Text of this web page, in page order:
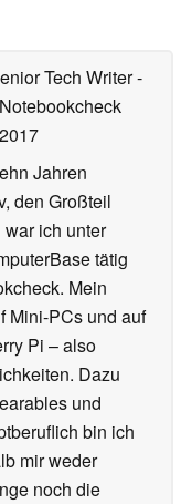
Tech Writer-
Jahren
den Großteil
ich unter
tätig
Mein
Mini-PCs und auf
Pi – also
Dazu
und
bin ich
mir weder
noch die